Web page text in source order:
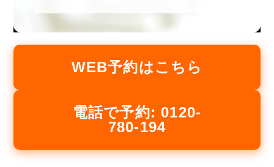
WEB予約はこちら
電話で予約: 0120-
780-194